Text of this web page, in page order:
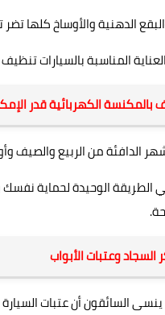
الدهنية والأوساخ كلها
المناسبة بالسيارات
بالمكنسة الكهربائية قدر
الدافئة من الربيع والصيف
الوحيدة لحماية نفسك
السجاد وعتبات الأبواب
ينسى السائقون أن عتبات